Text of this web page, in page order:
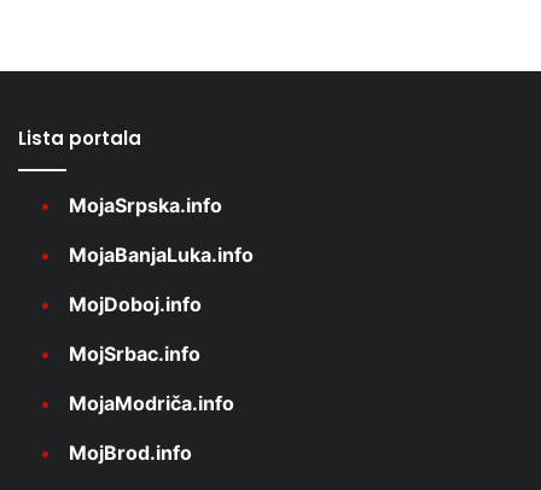
Lista portala
MojaSrpska.info
MojaBanjaLuka.info
MojDoboj.info
MojSrbac.info
MojaModriča.info
MojBrod.info